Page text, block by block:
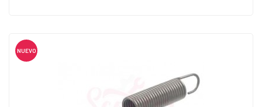
NUEVO